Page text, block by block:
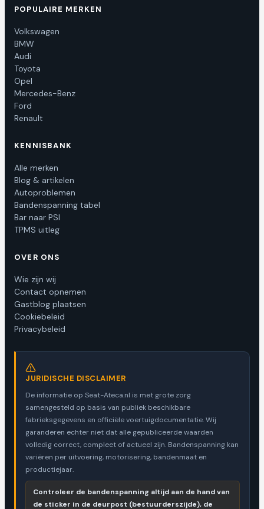
POPULAIRE MERKEN
Volkswagen
BMW
Audi
Toyota
Opel
Mercedes-Benz
Ford
Renault
KENNISBANK
Alle merken
Blog & artikelen
Autoproblemen
Bandenspanning tabel
Bar naar PSI
TPMS uitleg
OVER ONS
Wie zijn wij
Contact opnemen
Gastblog plaatsen
Cookiebeleid
Privacybeleid
JURIDISCHE DISCLAIMER
De informatie op Seat-Ateca.nl is met grote zorg
samengesteld op basis van publiek beschikbare
fabrieksgegevens en officiële voertuigdocumentatie. Wij
garanderen echter niet dat alle gepubliceerde waarden
volledig correct, compleet of actueel zijn. Bandenspanning kan
variëren per uitvoering, motorisering, bandenmaat en
productiejaar.
Controleer de bandenspanning altijd aan de hand van
de sticker in de deurpost (bestuurderszijde), de